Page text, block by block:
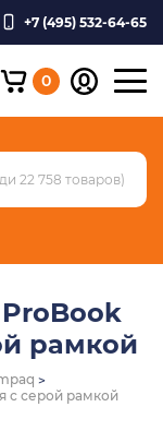
+7 (495) 532-64-65
0
рамкой
с серой рамкой